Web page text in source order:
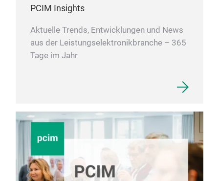
PCIM Insights
Aktuelle Trends, Entwicklungen und News
aus der Leistungselektronikbranche – 365
Tage im Jahr